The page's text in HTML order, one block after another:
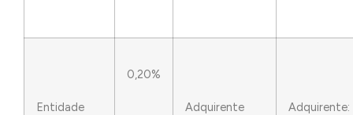
Entidade
0,20%
Adquirente Adquirente: